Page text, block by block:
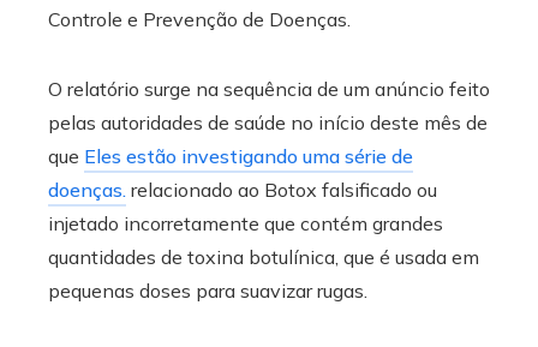
Controle e Prevenção de Doenças.
O relatório surge na sequência de um anúncio feito
pelas autoridades de saúde no início deste mês de
que Eles estão investigando uma série de
doenças. relacionado ao Botox falsificado ou
injetado incorretamente que contém grandes
quantidades de toxina botulínica, que é usada em
pequenas doses para suavizar rugas.